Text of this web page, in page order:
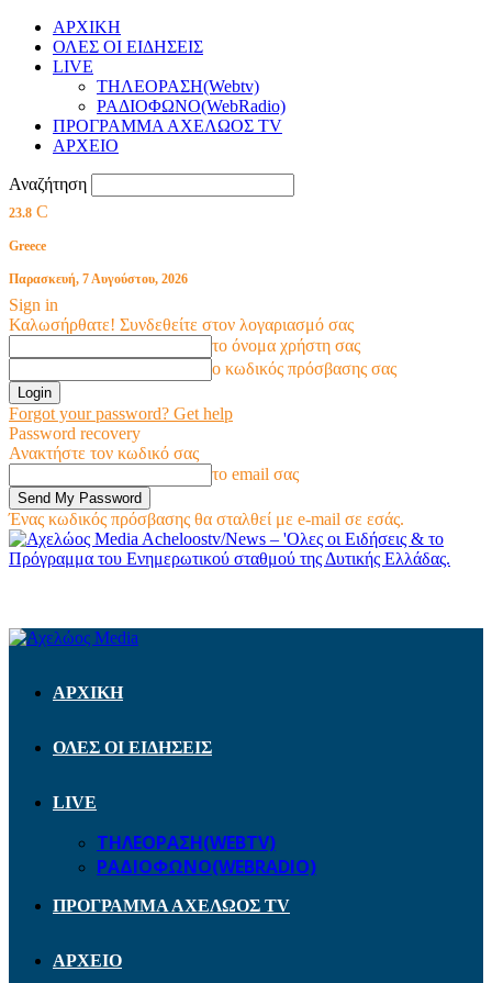
ΑΡΧΙΚΗ
ΟΛΕΣ ΟΙ ΕΙΔΗΣΕΙΣ
LIVE
ΤΗΛΕΟΡΑΣΗ(Webtv)
ΡΑΔΙΟΦΩΝΟ(WebRadio)
ΠΡΟΓΡΑΜΜΑ ΑΧΕΛΩΟΣ TV
ΑΡΧΕΙΟ
Αναζήτηση
23.8 C
Greece
Παρασκευή, 7 Αυγούστου, 2026
Sign in
Καλωσήρθατε! Συνδεθείτε στον λογαριασμό σας
το όνομα χρήστη σας
ο κωδικός πρόσβασης σας
Forgot your password? Get help
Password recovery
Ανακτήστε τον κωδικό σας
το email σας
Ένας κωδικός πρόσβασης θα σταλθεί με e-mail σε εσάς.
Acheloostv/News – 'Ολες οι Ειδήσεις & το
Πρόγραμμα του Ενημερωτικού σταθμού της Δυτικής Ελλάδας.
ΑΡΧΙΚΗ
ΟΛΕΣ ΟΙ ΕΙΔΗΣΕΙΣ
LIVE
ΤΗΛΕΟΡΑΣΗ(WEBTV)
ΡΑΔΙΟΦΩΝΟ(WEBRADIO)
ΠΡΟΓΡΑΜΜΑ ΑΧΕΛΩΟΣ TV
ΑΡΧΕΙΟ